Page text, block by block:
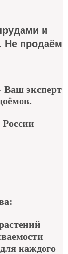
и
Не продаём
Ваш эксперт
каждого